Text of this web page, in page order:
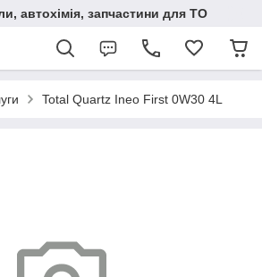
автохімія, запчастини для ТО
Total Quartz Ineo First 0W30 4L